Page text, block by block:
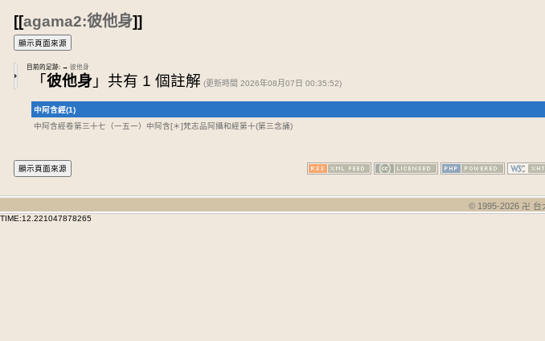
[[agama2:彼他身]]
目前的足跡: → 彼他身
「 彼他身」共有 1 個註解 (更新時間 2026年08月07日 00:35:52)
中阿含經(1)
中阿含經卷第三十七 （一五一）中阿含[＊]梵志品阿攝和經第十(第三念誦)
© 1995-2026 卍 台
TIME:12.221047878265